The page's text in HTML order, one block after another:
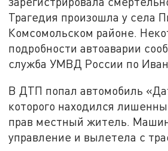
Трагедия произошла у села
Комсомольском районе.
подробности автоаварии
служба УМВД России по
В ДТП попал автомобиль
которого находился
прав местный житель.
управление и вылетела с